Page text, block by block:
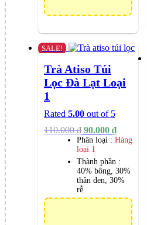
SALE!
Trà Atiso Túi
Lọc Đà Lạt Loại
1
Rated 5.00 out of 5
110.000₫ Original
Giá
was:
110.000 ₫.
90.000 ₫Current
Giá
90.000 ₫.
Phân loại : Hàng
loại 1
Thành phần :
40% bông, 30%
thân đen, 30%
rễ